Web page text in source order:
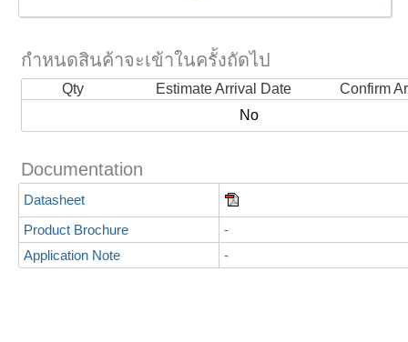
กำหนดสินค้าจะเข้าในครั้งถัดไป
Qty Estimate Arrival Date
Confirm
No
Documentation
Datasheet
Product Brochure
-
Application Note
-